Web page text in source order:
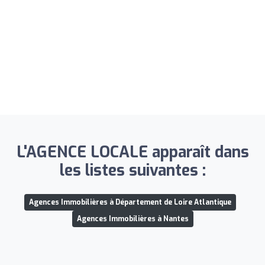
L'AGENCE LOCALE apparaît dans
les listes suivantes :
Agences Immobilières à Département de Loire Atlantique
Agences Immobilières à Nantes